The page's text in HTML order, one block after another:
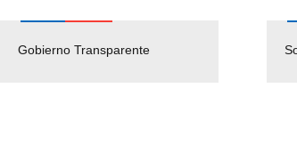
Gobierno Transparente Pago